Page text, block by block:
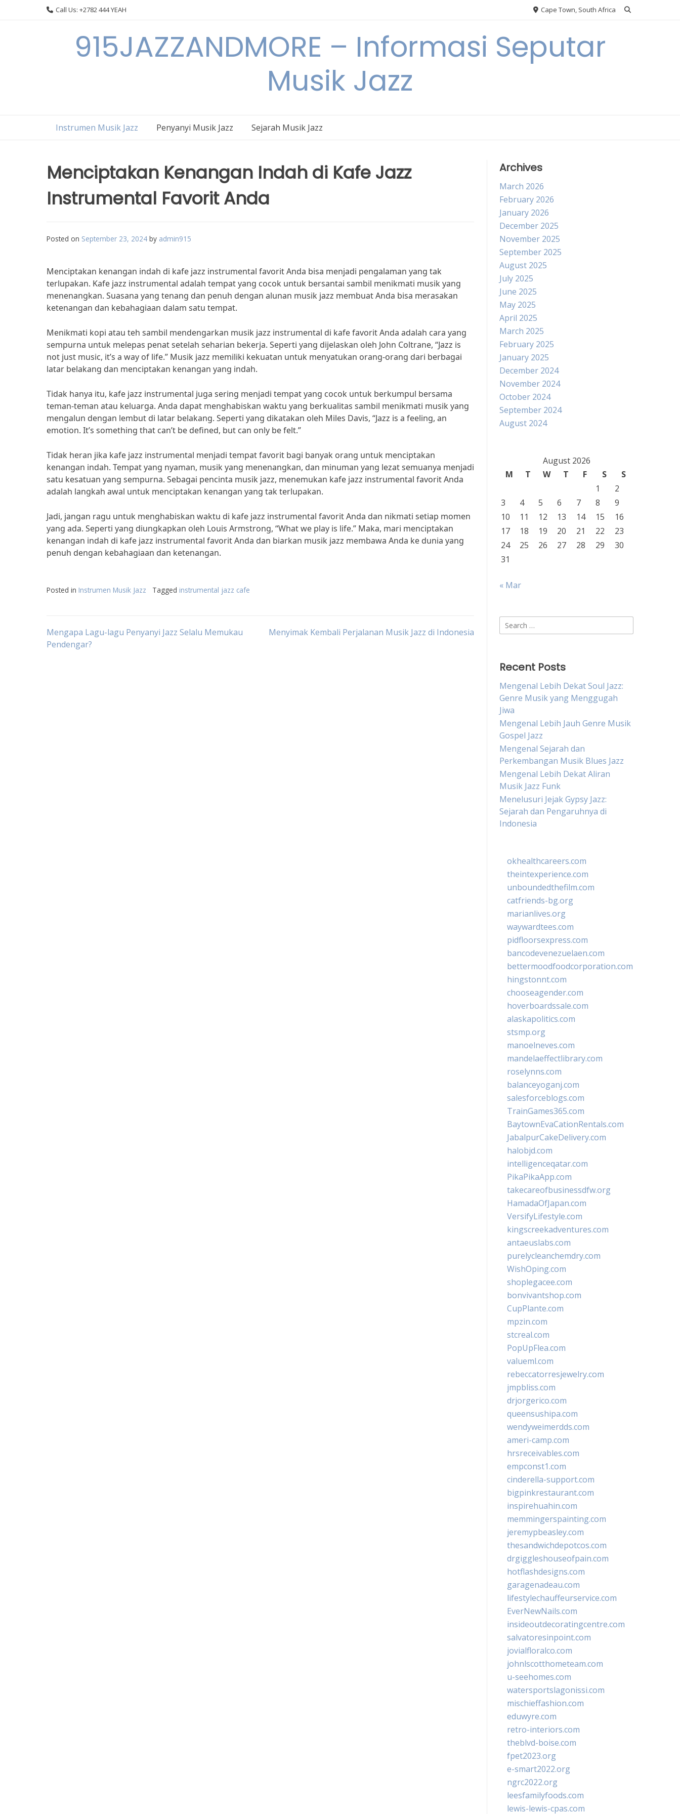
Call Us: +2782 444 YEAH Cape Town, South Africa
915JAZZANDMORE – Informasi Seputar
Musik Jazz
Instrumen Musik Jazz Penyanyi Musik Jazz Sejarah Musik Jazz
Menciptakan Kenangan Indah di Kafe Jazz
Instrumental Favorit Anda
Posted on September 23, 2024 by admin915
Menciptakan kenangan indah di kafe jazz instrumental favorit Anda bisa menjadi pengalaman yang tak
terlupakan. Kafe jazz instrumental adalah tempat yang cocok untuk bersantai sambil menikmati musik yang
menenangkan. Suasana yang tenang dan penuh dengan alunan musik jazz membuat Anda bisa merasakan
ketenangan dan kebahagiaan dalam satu tempat.
Menikmati kopi atau teh sambil mendengarkan musik jazz instrumental di kafe favorit Anda adalah cara yang
sempurna untuk melepas penat setelah seharian bekerja. Seperti yang dijelaskan oleh John Coltrane, “Jazz is
not just music, it’s a way of life.” Musik jazz memiliki kekuatan untuk menyatukan orang-orang dari berbagai
latar belakang dan menciptakan kenangan yang indah.
Tidak hanya itu, kafe jazz instrumental juga sering menjadi tempat yang cocok untuk berkumpul bersama
teman-teman atau keluarga. Anda dapat menghabiskan waktu yang berkualitas sambil menikmati musik yang
mengalun dengan lembut di latar belakang. Seperti yang dikatakan oleh Miles Davis, “Jazz is a feeling, an
emotion. It’s something that can’t be defined, but can only be felt.”
Tidak heran jika kafe jazz instrumental menjadi tempat favorit bagi banyak orang untuk menciptakan
kenangan indah. Tempat yang nyaman, musik yang menenangkan, dan minuman yang lezat semuanya menjadi
satu kesatuan yang sempurna. Sebagai pencinta musik jazz, menemukan kafe jazz instrumental favorit Anda
adalah langkah awal untuk menciptakan kenangan yang tak terlupakan.
Jadi, jangan ragu untuk menghabiskan waktu di kafe jazz instrumental favorit Anda dan nikmati setiap momen
yang ada. Seperti yang diungkapkan oleh Louis Armstrong, “What we play is life.” Maka, mari menciptakan
kenangan indah di kafe jazz instrumental favorit Anda dan biarkan musik jazz membawa Anda ke dunia yang
penuh dengan kebahagiaan dan ketenangan.
Posted in Instrumen Musik Jazz Tagged instrumental jazz cafe
Post
Mengapa Lagu-lagu Penyanyi Jazz Selalu Memukau
Pendengar?
Menyimak Kembali Perjalanan Musik Jazz di Indonesia
Archives
March 2026
February 2026
January 2026
December 2025
November 2025
September 2025
August 2025
July 2025
June 2025
May 2025
April 2025
March 2025
February 2025
January 2025
December 2024
November 2024
October 2024
September 2024
August 2024
August 2026
M
T W T F S
S
1
2
3
4 5 6 7 8
9
10
11 12 13 14 15
16
17
18 19 20 21 22
23
24
25 26 27 28 29
30
31
« Mar
Search
for:
Recent Posts
Mengenal Lebih Dekat Soul Jazz:
Genre Musik yang Menggugah
Jiwa
Mengenal Lebih Jauh Genre Musik
Gospel Jazz
Mengenal Sejarah dan
Perkembangan Musik Blues Jazz
Mengenal Lebih Dekat Aliran
Musik Jazz Funk
Menelusuri Jejak Gypsy Jazz:
Sejarah dan Pengaruhnya di
Indonesia
okhealthcareers.com
theintexperience.com
unboundedthefilm.com
catfriends-bg.org
marianlives.org
waywardtees.com
pidfloorsexpress.com
bancodevenezuelaen.com
bettermoodfoodcorporation.com
hingstonnt.com
chooseagender.com
hoverboardssale.com
alaskapolitics.com
stsmp.org
manoelneves.com
mandelaeffectlibrary.com
roselynns.com
balanceyoganj.com
salesforceblogs.com
TrainGames365.com
BaytownEvaCationRentals.com
JabalpurCakeDelivery.com
halobjd.com
intelligenceqatar.com
PikaPikaApp.com
takecareofbusinessdfw.org
HamadaOfJapan.com
VersifyLifestyle.com
kingscreekadventures.com
antaeuslabs.com
purelycleanchemdry.com
WishOping.com
shoplegacee.com
bonvivantshop.com
CupPlante.com
mpzin.com
stcreal.com
PopUpFlea.com
valueml.com
rebeccatorresjewelry.com
jmpbliss.com
drjorgerico.com
queensushipa.com
wendyweimerdds.com
ameri-camp.com
hrsreceivables.com
empconst1.com
cinderella-support.com
bigpinkrestaurant.com
inspirehuahin.com
memmingerspainting.com
jeremypbeasley.com
thesandwichdepotcos.com
drgiggleshouseofpain.com
hotflashdesigns.com
garagenadeau.com
lifestylechauffeurservice.com
EverNewNails.com
insideoutdecoratingcentre.com
salvatoresinpoint.com
jovialfloralco.com
johnlscotthometeam.com
u-seehomes.com
watersportslagonissi.com
mischieffashion.com
eduwyre.com
retro-interiors.com
theblvd-boise.com
fpet2023.org
e-smart2022.org
ngrc2022.org
leesfamilyfoods.com
lewis-lewis-cpas.com